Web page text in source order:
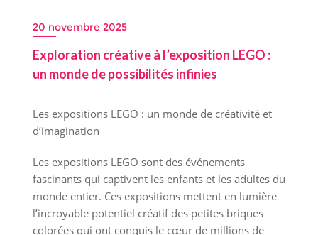
20 novembre 2025
Exploration créative à l’exposition LEGO :
un monde de possibilités infinies
Les expositions LEGO : un monde de créativité et
d’imagination
Les expositions LEGO sont des événements
fascinants qui captivent les enfants et les adultes du
monde entier. Ces expositions mettent en lumière
l’incroyable potentiel créatif des petites briques
colorées qui ont conquis le cœur de millions de